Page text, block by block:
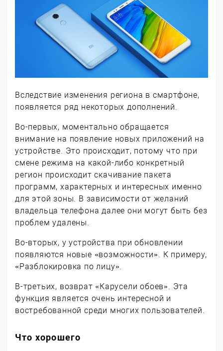
Вследствие изменения региона в смартфоне,
появляется ряд некоторых дополнений.
Во-первых, моментально обращается
внимание на появление новых приложений на
устройстве. Это происходит, потому что при
смене режима на какой-либо конкретный
регион происходит скачивание пакета
программ, характерных и интересных именно
для этой зоны. В зависимости от желаний
владельца телефона далее они могут быть без
проблем удалены.
Во-вторых, у устройства при обновлении
появляются новые «возможности». К примеру,
«Разблокировка по лицу».
В-третьих, возврат «Карусели обоев». Эта
функция является очень интересной и
востребованной среди многих пользователей.
Что хорошего